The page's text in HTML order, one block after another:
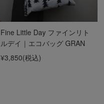
Fine Little Day ファインリト
ルデイ｜エコバッグ GRAN
¥3,850(税込)